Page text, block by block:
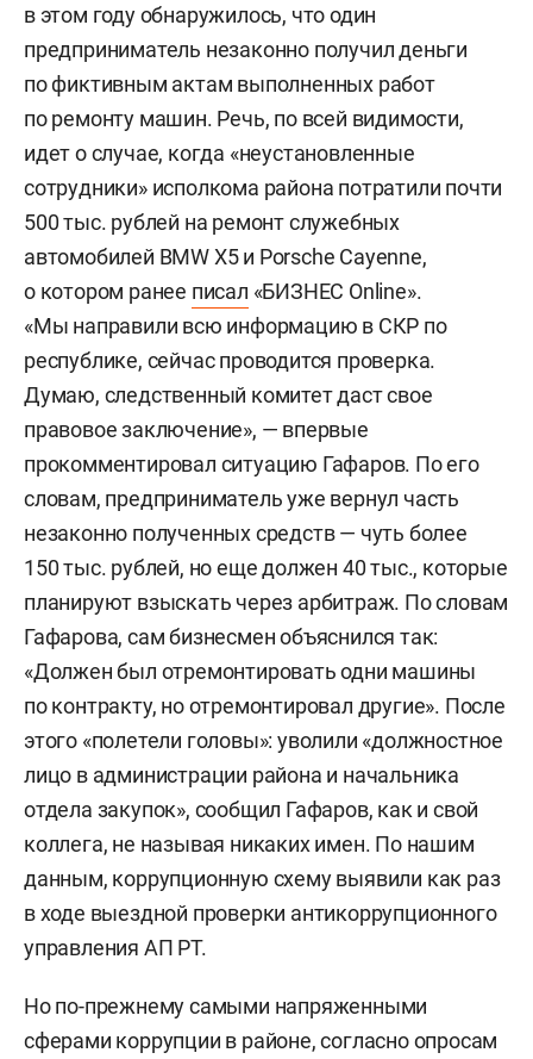
в этом году обнаружилось, что один
предприниматель незаконно получил деньги
по фиктивным актам выполненных работ
по ремонту машин. Речь, по всей видимости,
идет о случае, когда «неустановленные
сотрудники» исполкома района потратили почти
500 тыс. рублей на ремонт служебных
автомобилей BMW X5 и Porsche Cayenne,
о котором ранее писал «БИЗНЕС Online».
«Мы направили всю информацию в СКР по
республике, сейчас проводится проверка.
Думаю, следственный комитет даст свое
правовое заключение», — впервые
прокомментировал ситуацию Гафаров. По его
словам, предприниматель уже вернул часть
незаконно полученных средств — чуть более
150 тыс. рублей, но еще должен 40 тыс., которые
планируют взыскать через арбитраж. По словам
Гафарова, сам бизнесмен объяснился так:
«Должен был отремонтировать одни машины
по контракту, но отремонтировал другие». После
этого «полетели головы»: уволили «должностное
лицо в администрации района и начальника
отдела закупок», сообщил Гафаров, как и свой
коллега, не называя никаких имен. По нашим
данным, коррупционную схему выявили как раз
в ходе выездной проверки антикоррупционного
управления АП РТ.
Но по-прежнему самыми напряженными
сферами коррупции в районе, согласно опросам